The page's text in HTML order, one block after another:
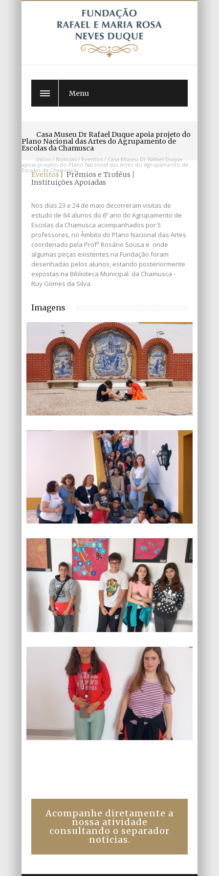
Menu
Casa Museu Dr Rafael Duque apoia projeto do
Plano Nacional das Artes do Agrupamento de
Escolas da Chamusca
Início / Notícias / Eventos / Casa Museu Dr Rafael Duque
apoia projeto do Plano Nacional das Artes do Agrupamento de
Escolas da Chamusca
Eventos
Prémios e Troféus
Instituições Apoiadas
Nos dias 23 e 24 de maio decorreram visitas de
estudo de 64 alunos do 6º ano do Agrupamento de
Escolas da Chamusca acompanhados por 5
professores, no Âmbito do Plano Nacional das Artes
coordenado pela Profª Rosário Sousa e onde
algumas peças existentes na Fundação foram
desenhadas pelos alunos, estando posteriormente
expostas na Biblioteca Municipal da Chamusca -
Ruy Gomes da Silva.
Imagens
Acompanhe diretamente a
nossa atividade
consultando o separador
noticias.